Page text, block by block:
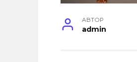
АВТОР
admin